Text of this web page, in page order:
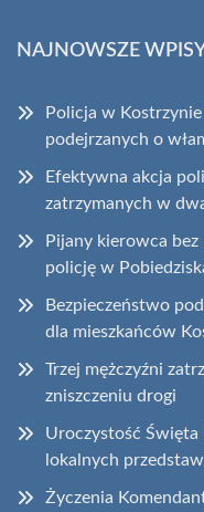
NAJNOWSZE
Policja w
podejrzanych o
Efektywna akcja
zatrzymanych w
Pijany kierowca
policję w
Bezpieczeństwo
dla mieszkańców
Trzej mężczyźni
zniszczeniu drogi
Uroczystość Święta
lokalnych
Życzenia